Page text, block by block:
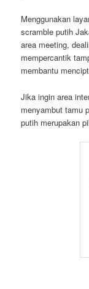
Menggunakan
scramble putih
area meeting,
mempercantik
membantu
Jika ingin area
menyambut tamu
putih merupakan